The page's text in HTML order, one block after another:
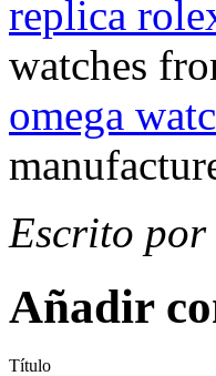
replica
watches
omega
Escrito por
Añadir
Título